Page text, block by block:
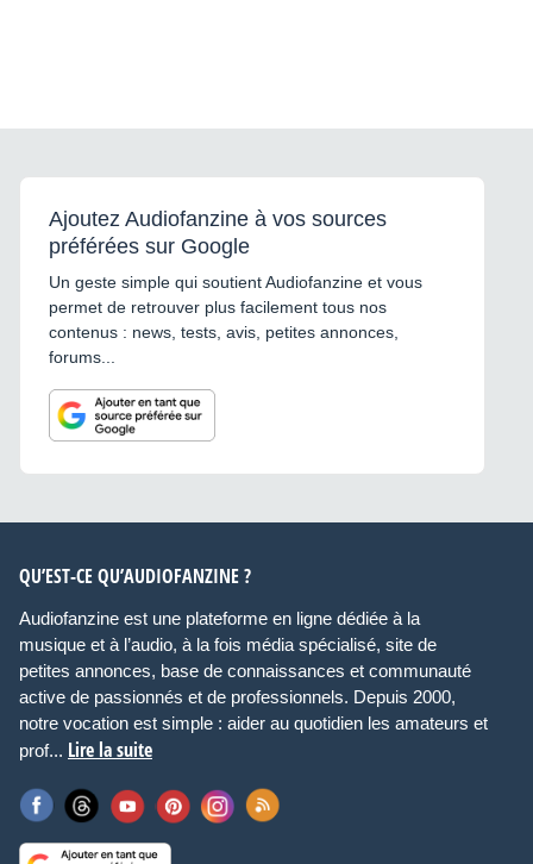
Ajoutez Audiofanzine à vos sources
préférées sur Google
Un geste simple qui soutient Audiofanzine et vous
permet de retrouver plus facilement tous nos
contenus : news, tests, avis, petites annonces,
forums...
QU’EST-CE QU’AUDIOFANZINE ?
Audiofanzine est une plateforme en ligne dédiée à la
musique et à l’audio, à la fois média spécialisé, site de
petites annonces, base de connaissances et communauté
active de passionnés et de professionnels. Depuis 2000,
notre vocation est simple : aider au quotidien les amateurs et
prof... Lire la suite